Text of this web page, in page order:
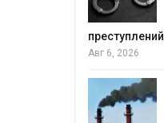
воду
в
преступлений
Авг 6, 2026